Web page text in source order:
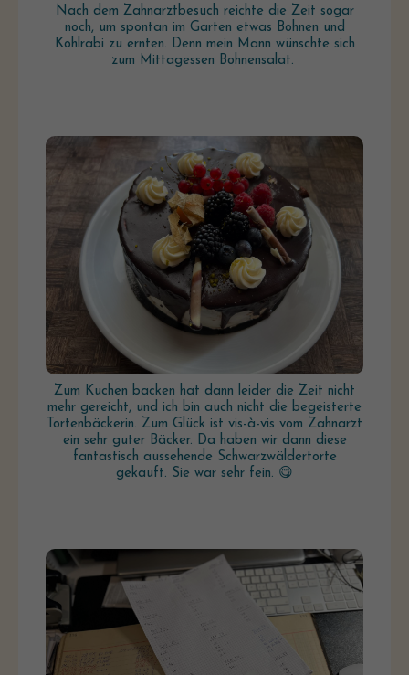
Nach dem Zahnarztbesuch reichte die Zeit sogar
noch, um spontan im Garten etwas Bohnen und
Kohlrabi zu ernten. Denn mein Mann wünschte sich
zum Mittagessen Bohnensalat.
Zum Kuchen backen hat dann leider die Zeit nicht
mehr gereicht, und ich bin auch nicht die begeisterte
Tortenbäckerin. Zum Glück ist vis-à-vis vom Zahnarzt
ein sehr guter Bäcker. Da haben wir dann diese
fantastisch aussehende Schwarzwäldertorte
gekauft. Sie war sehr fein. 😋